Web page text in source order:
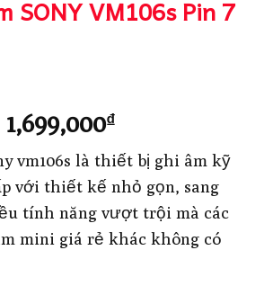
SONY VM106s Pin 7
Giá
gốc
là:
2,150,000₫.
1,699,000₫
hiện
tại
là:
1,699,000₫.
vm106s là thiết bị ghi âm kỹ
với thiết kế nhỏ gọn, sang
tính năng vượt trội mà các
mini giá rẻ khác không có